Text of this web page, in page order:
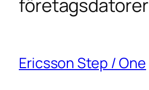
företagsdatorer
Ericsson Step / One